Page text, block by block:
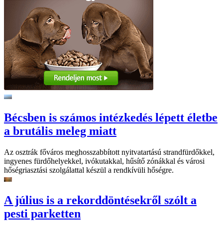
Bécsben is számos intézkedés lépett életbe
a brutális meleg miatt
Az osztrák főváros meghosszabbított nyitvatartású strandfürdőkkel,
ingyenes fürdőhelyekkel, ivókutakkal, hűsítő zónákkal és városi
hőségriasztási szolgálattal készül a rendkívüli hőségre.
A július is a rekorddöntésekről szólt a
pesti parketten